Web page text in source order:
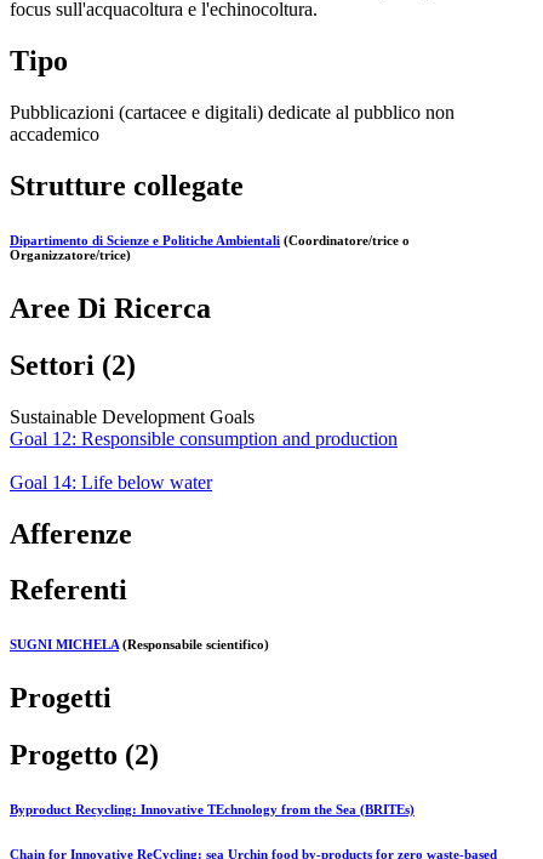
focus sull'acquacoltura e l'echinocoltura.
Tipo
Pubblicazioni (cartacee e digitali) dedicate al pubblico non
accademico
Strutture collegate
Dipartimento di Scienze e Politiche Ambientali (Coordinatore/trice o
Organizzatore/trice)
Aree Di Ricerca
Settori (2)
Sustainable Development Goals
Goal 12: Responsible consumption and production
Goal 14: Life below water
Afferenze
Referenti
SUGNI MICHELA(Responsabile scientifico)
Progetti
Progetto (2)
Byproduct Recycling: Innovative TEchnology from the Sea (BRITEs)
Chain for Innovative ReCycling: sea Urchin food by-products for zero waste-based